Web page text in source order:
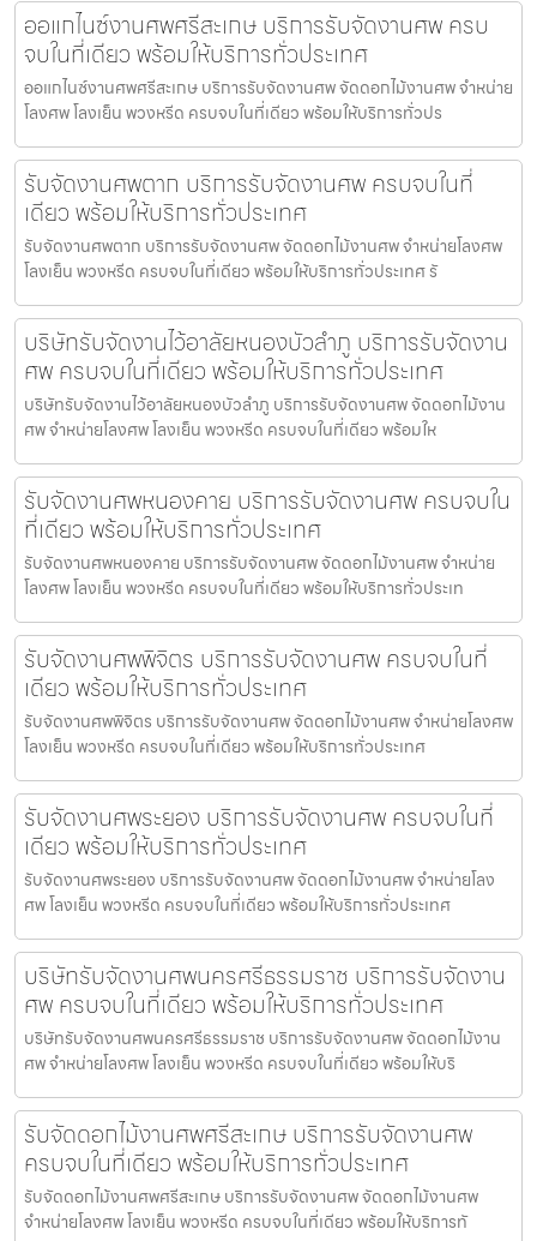
ออแกไนซ์งานศพศรีสะเกษ บริการรับจัดงานศพ ครบ
จบในที่เดียว พร้อมให้บริการทั่วประเทศ
ออแกไนซ์งานศพศรีสะเกษ บริการรับจัดงานศพ จัดดอกไม้งานศพ จำหน่าย
โลงศพ โลงเย็น พวงหรีด ครบจบในที่เดียว พร้อมให้บริการทั่วปร
รับจัดงานศพตาก บริการรับจัดงานศพ ครบจบในที่
เดียว พร้อมให้บริการทั่วประเทศ
รับจัดงานศพตาก บริการรับจัดงานศพ จัดดอกไม้งานศพ จำหน่ายโลงศพ
โลงเย็น พวงหรีด ครบจบในที่เดียว พร้อมให้บริการทั่วประเทศ รั
บริษัทรับจัดงานไว้อาลัยหนองบัวลำภู บริการรับจัดงาน
ศพ ครบจบในที่เดียว พร้อมให้บริการทั่วประเทศ
บริษัทรับจัดงานไว้อาลัยหนองบัวลำภู บริการรับจัดงานศพ จัดดอกไม้งาน
ศพ จำหน่ายโลงศพ โลงเย็น พวงหรีด ครบจบในที่เดียว พร้อมให
รับจัดงานศพหนองคาย บริการรับจัดงานศพ ครบจบใน
ที่เดียว พร้อมให้บริการทั่วประเทศ
รับจัดงานศพหนองคาย บริการรับจัดงานศพ จัดดอกไม้งานศพ จำหน่าย
โลงศพ โลงเย็น พวงหรีด ครบจบในที่เดียว พร้อมให้บริการทั่วประเท
รับจัดงานศพพิจิตร บริการรับจัดงานศพ ครบจบในที่
เดียว พร้อมให้บริการทั่วประเทศ
รับจัดงานศพพิจิตร บริการรับจัดงานศพ จัดดอกไม้งานศพ จำหน่ายโลงศพ
โลงเย็น พวงหรีด ครบจบในที่เดียว พร้อมให้บริการทั่วประเทศ
รับจัดงานศพระยอง บริการรับจัดงานศพ ครบจบในที่
เดียว พร้อมให้บริการทั่วประเทศ
รับจัดงานศพระยอง บริการรับจัดงานศพ จัดดอกไม้งานศพ จำหน่ายโลง
ศพ โลงเย็น พวงหรีด ครบจบในที่เดียว พร้อมให้บริการทั่วประเทศ
บริษัทรับจัดงานศพนครศรีธรรมราช บริการรับจัดงาน
ศพ ครบจบในที่เดียว พร้อมให้บริการทั่วประเทศ
บริษัทรับจัดงานศพนครศรีธรรมราช บริการรับจัดงานศพ จัดดอกไม้งาน
ศพ จำหน่ายโลงศพ โลงเย็น พวงหรีด ครบจบในที่เดียว พร้อมให้บริ
รับจัดดอกไม้งานศพศรีสะเกษ บริการรับจัดงานศพ
ครบจบในที่เดียว พร้อมให้บริการทั่วประเทศ
รับจัดดอกไม้งานศพศรีสะเกษ บริการรับจัดงานศพ จัดดอกไม้งานศพ
จำหน่ายโลงศพ โลงเย็น พวงหรีด ครบจบในที่เดียว พร้อมให้บริการทั